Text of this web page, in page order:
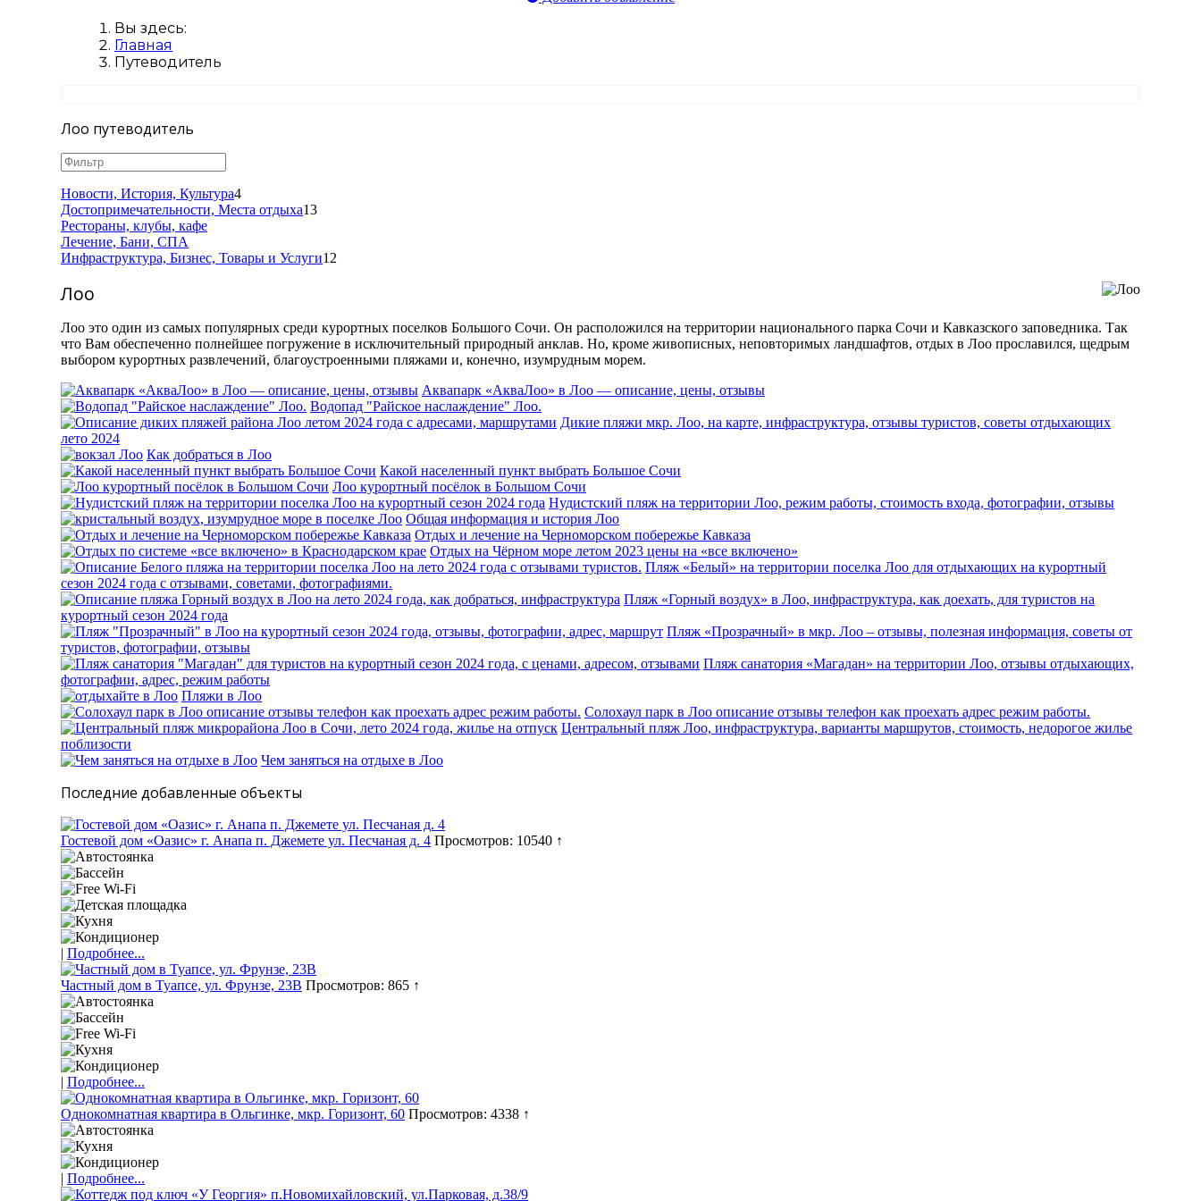
Вы здесь:
Главная
Путеводитель
Лоо путеводитель
Новости, История, Культура4
Достопримечательности, Местa отдыха13
Рестораны, клубы, кафе
Лечение, Бани, СПА
Инфраструктура, Бизнес, Товары и Услуги12
Лоо
Лоо это один из самых популярных среди курортных поселков Большого Сочи. Он расположился на территории национального парка Сочи и Кавказского заповедника. Так
что Вам обеспеченно полнейшее погружение в исключительный природный анклав. Но, кроме живописных, неповторимых ландшафтов, отдых в Лоо прославился, щедрым
выбором курортных развлечений, благоустроенными пляжами и, конечно, изумрудным морем.
Аквапарк «АкваЛоо» в Лоо — описание, цены, отзывы
Водопад "Райское наслаждение" Лоо.
Дикие пляжи мкр. Лоо, на карте, инфраструктура, отзывы туристов, советы отдыхающих
лето 2024
Как добраться в Лоо
Какой населенный пункт выбрать Большое Сочи
Лоо курортный посёлок в Большом Сочи
Нудистский пляж на территории Лоо, режим работы, стоимость входа, фотографии, отзывы
Общая информация и история Лоо
Отдых и лечение на Черноморском побережье Кавказа
Отдых на Чёрном море летом 2023 цены на «все включено»
Пляж «Белый» на территории поселка Лоо для отдыхающих на курортный
сезон 2024 года с отзывами, советами, фотографиями.
Пляж «Горный воздух» в Лоо, инфраструктура, как доехать, для туристов на
курортный сезон 2024 года
Пляж «Прозрачный» в мкр. Лоо – отзывы, полезная информация, советы от
туристов, фотографии, отзывы
Пляж санатория «Магадан» на территории Лоо, отзывы отдыхающих,
фотографии, адрес, режим работы
Пляжи в Лоо
Солохаул парк в Лоо описание отзывы телефон как проехать адрес режим работы.
Центральный пляж Лоо, инфраструктура, варианты маршрутов, стоимость, недорогое жилье
поблизости
Чем заняться на отдыхе в Лоо
Последние добавленные объекты
Гостевой дом «Оазис» г. Анапа п. Джемете ул. Песчаная д. 4 Просмотров: 10540 ↑
| Подробнее...
Частный дом в Туапсе, ул. Фрунзе, 23В Просмотров: 865 ↑
| Подробнее...
Однокомнатная квартира в Ольгинке, мкр. Горизонт, 60 Просмотров: 4338 ↑
| Подробнее...